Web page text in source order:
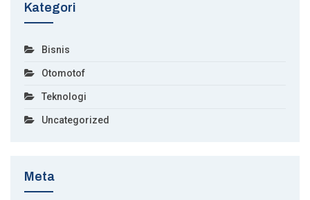
Kategori
Bisnis
Otomotof
Teknologi
Uncategorized
Meta